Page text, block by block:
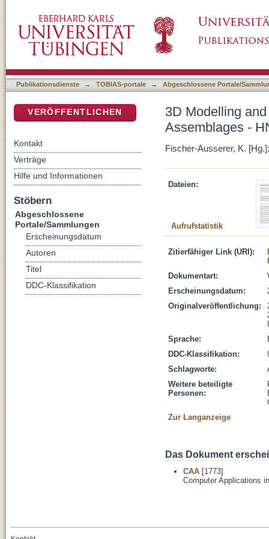
Collaborative Initiative
Publikationsdienste → TOBIAS-portale → Abgeschlossene Portale/
3D Modelling
Assemblages -
Fischer-Ausserer, K.
Dateien:
Aufrufstatistik
Zitierfähiger Link (URI):
Dokumentart:
Erscheinungsdatum:
Originalveröffentlichung:
Sprache:
DDC-Klassifikation:
Schlagworte:
Weitere beteiligte
Personen:
Zur Langanzeige
Das Dokument
CAA [1773]
Computer Applications
VERÖFFENTLICHEN
Kontakt
Verträge
Hilfe und Informationen
Stöbern
Abgeschlossene
Portale/Sammlungen
Erscheinungsdatum
Autoren
Titel
DDC-Klassifikation